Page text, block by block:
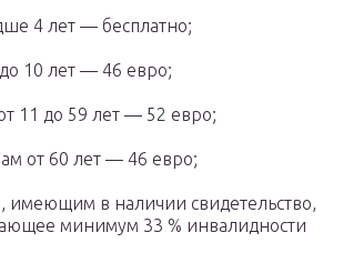
4 лет — бесплатно;
10 лет — 46 евро;
11 до 59 лет — 52 евро;
от 60 лет — 46 евро;
имеющим в наличии свидетельство,
минимум 33 % инвалидности